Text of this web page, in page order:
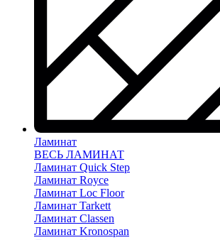
Ламинат
ВЕСЬ ЛАМИНАТ
Ламинат Quick Step
Ламинат Royce
Ламинат Loc Floor
Ламинат Tarkett
Ламинат Classen
Ламинат Kronospan